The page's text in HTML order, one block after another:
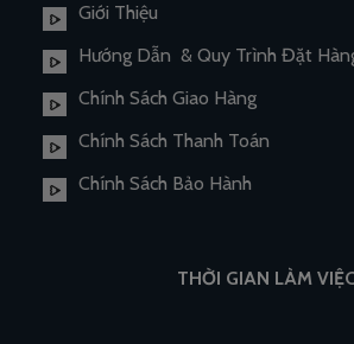
Giới Thiệu
Hướng Dẫn & Quy Trình Đặt
Chính Sách Giao Hàng
Chính Sách Thanh Toán
Chính Sách Bảo Hành
THỜI GIAN LÀM VIỆC